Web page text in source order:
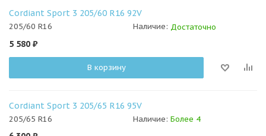
Cordiant Sport 3 205/60 R16 92V
205/60 R16 Наличие: Достаточно
5 580 ₽
В корзину
Cordiant Sport 3 205/65 R16 95V
205/65 R16 Наличие: Более 4